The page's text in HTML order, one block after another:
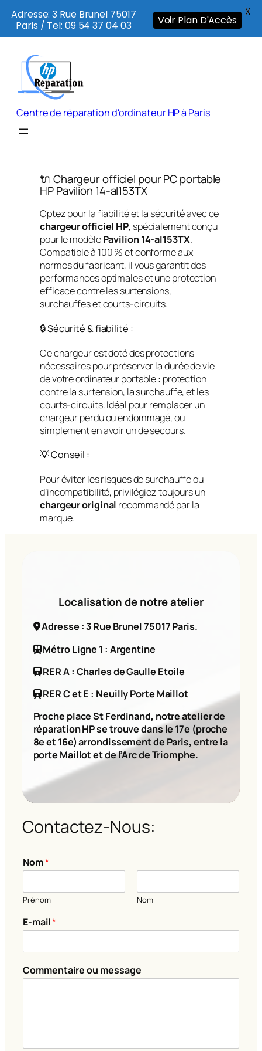
contenu
Centre de réparation d'ordinateur HP à Paris
🔌 Chargeur officiel pour PC portable
HP Pavilion 14-al153TX
Optez pour la fiabilité et la sécurité avec ce
chargeur officiel HP, spécialement conçu
pour le modèlePavilion 14-al153TX.
Compatible à 100 % et conforme aux
normes du fabricant, il vous garantit des
performances optimales et une protection
efficace contre les surtensions,
surchauffes et courts-circuits.
🔒 Sécurité & fiabilité :
Ce chargeur est doté des protections
nécessaires pour préserver la durée de vie
de votre ordinateur portable : protection
contre la surtension, la surchauffe, et les
courts-circuits. Idéal pour remplacer un
chargeur perdu ou endommagé, ou
simplement en avoir un de secours.
💡 Conseil :
Pour éviter les risques de surchauffe ou
d’incompatibilité, privilégiez toujours un
chargeur original recommandé par la
marque.
Localisation de notre atelier
Adresse : 3 Rue Brunel 75017 Paris.
Métro Ligne 1 : Argentine
RER A : Charles de Gaulle Etoile
RER C et E : Neuilly Porte Maillot
Proche place St Ferdinand, notre atelier de
réparation HP se trouve dans le 17e (proche
8e et 16e) arrondissement de Paris, entre la
porte Maillot et de l’Arc de Triomphe.
Contactez-Nous:
Nom*
Prénom Nom
E
-
a
l
l
E-mail*
Commentaire ou message
Adresse: 3 Rue Brunel 75017
Paris / Tel: 09 54 37 04 03
Voir Plan D'Accès
X